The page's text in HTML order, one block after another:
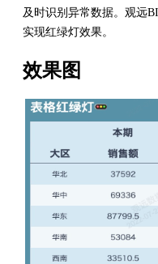
及时识别异常数据。观远
实现红绿灯效果。
效果图